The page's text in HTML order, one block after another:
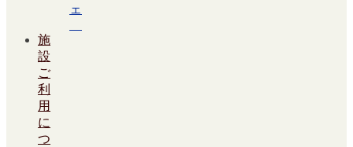
ェ
施
設
ご
利
用
に
つ